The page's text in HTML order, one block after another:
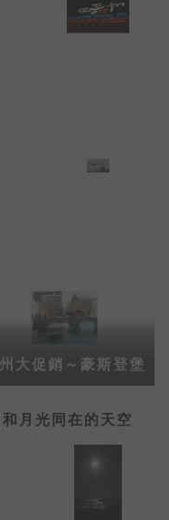
大促銷～豪斯登堡
月光同在的天空